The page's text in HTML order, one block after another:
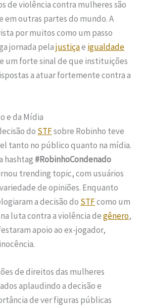
de violência contra mulheres são
em outras partes do mundo. A
por muitos como um passo
jornada pelajustiçae igualdade
um forte sinal de que instituições
a atuar fortemente contra a
e da Mídia
do STFsobre Robinho teve
tanto no público quanto na mídia.
hashtag #RobinhoCondenado
trending topic, com usuários
de opiniões. Enquanto
a decisão do STFcomo um
luta contra a violência degênero,
apoio ao ex-jogador,
de direitos das mulheres
aplaudindo a decisão e
de ver figuras públicas